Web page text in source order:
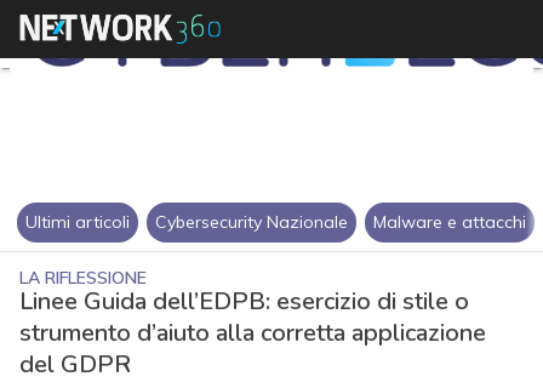
Ultimi articoli Cybersecurity Nazionale Malware e attacchi
LA RIFLESSIONE
Linee Guida dell’EDPB: esercizio di stile o
strumento d’aiuto alla corretta applicazione
del GDPR